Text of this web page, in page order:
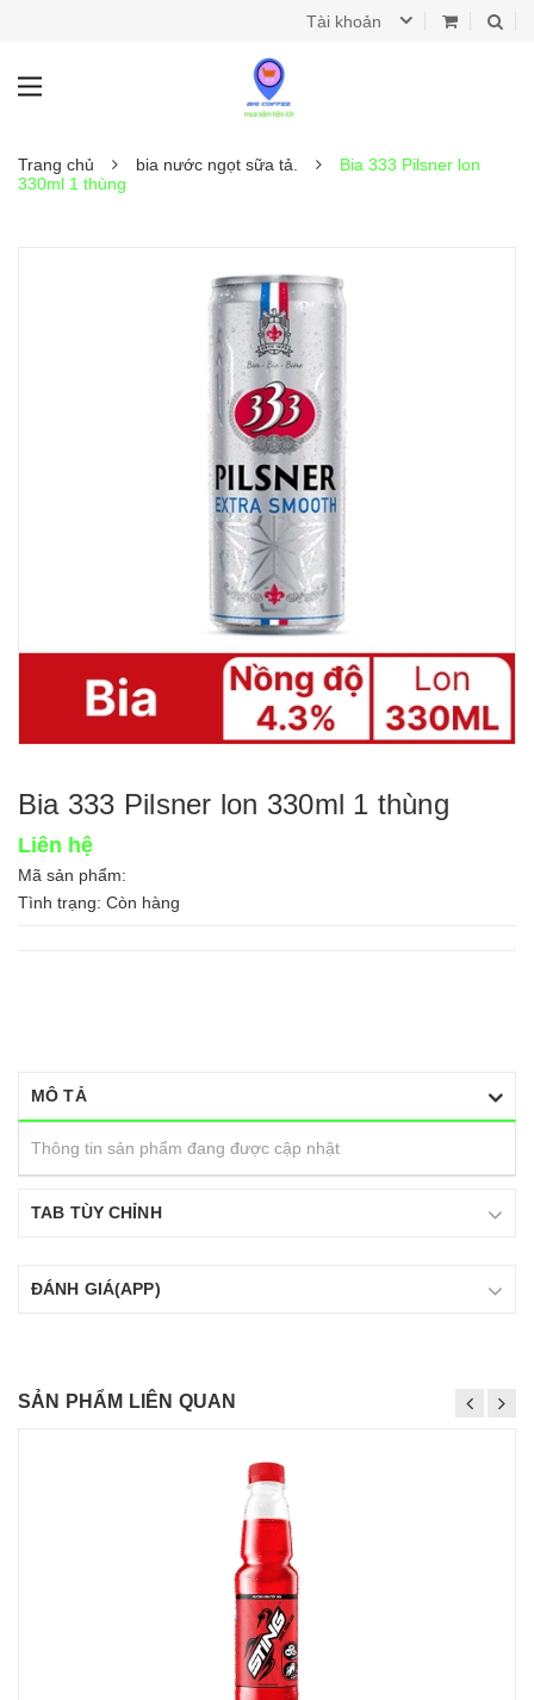
Tài khoản
Trang chủ bia nước ngọt sữa tả.
Bia 333 Pilsner lon
330ml 1 thùng
Bia 333 Pilsner lon 330ml 1 thùng
Liên hệ
Mã sản phẩm:
Tình trạng: Còn hàng
MÔ TẢ
Thông tin sản phẩm đang được cập nhật
TAB TÙY CHỈNH
ĐÁNH GIÁ(APP)
SẢN PHẨM LIÊN QUAN